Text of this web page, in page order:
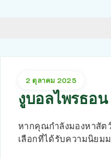
2 ตุลาคม 2025
งูบอลไพรธอ
หากคุณกำลังมองหาสัต
เลือกที่ได้รับความนิยม